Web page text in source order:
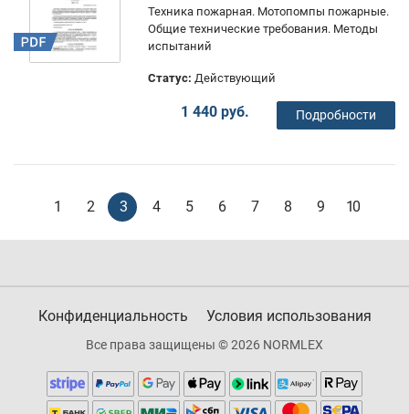
Техника пожарная. Мотопомпы пожарные.
Общие технические требования. Методы
испытаний
Статус: Действующий
1 440 руб. Подробности
1 2 3 4 5 6 7 8 9 10
Конфиденциальность Условия использования
Все права защищены © 2026 NORMLEX